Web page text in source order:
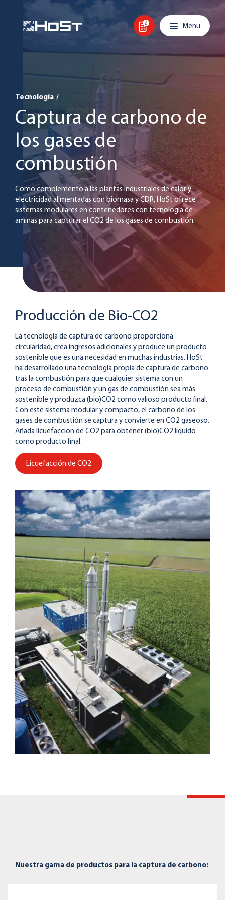
Skip to content
Main navigation
Menu
Tecnología /
Captura de carbono de
los gases de
combustión
Como complemento a las plantas industriales de calor y
electricidad alimentadas con biomasa y CDR, HoSt ofrece
sistemas modulares en contenedores con tecnología de
aminas para capturar el CO2 de los gases de combustión.
Producción de Bio-CO2
La tecnología de captura de carbono proporciona
circularidad, crea ingresos adicionales y produce un producto
sostenible que es una necesidad en muchas industrias. HoSt
ha desarrollado una tecnología propia de captura de carbono
tras la combustión para que cualquier sistema con un
proceso de combustión y un gas de combustión sea más
sostenible y produzca (bio)CO2 como valioso producto final.
Con este sistema modular y compacto, el carbono de los
gases de combustión se captura y convierte en CO2 gaseoso.
Añada licuefacción de CO2 para obtener (bio)CO2 líquido
como producto final.
Licuefacción de CO2
Nuestra gama de productos para la captura de carbono: